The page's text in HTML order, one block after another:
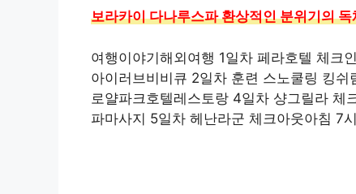
보라카이 다나루스파 환상적인 분위기의
여행이야기해외여행 1일차 페라호텔 체크
아이러브비비큐 2일차 훈련 스노쿨링 킹
로얄파크호텔레스토랑 4일차 샹그릴라 체
파마사지 5일차 헤난라군 체크아웃아침 7